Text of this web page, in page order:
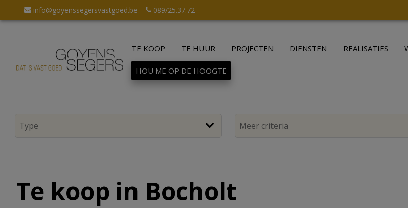
info@goyenssegersvastgoed.be 089/25.37.72
TE KOOP TE HUUR PROJECTEN DIENSTEN REALISATIES
HOU ME OP DE HOOGTE
Te koop in Bocholt